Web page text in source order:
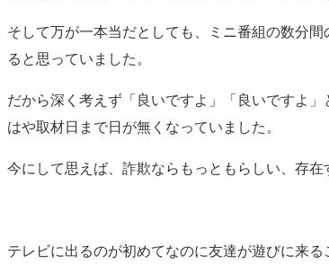
そして万が一本当だとしても、ミニ番組の数分
ると思っていました。
だから深く考えず「良いですよ」「良いですよ
はや取材日まで日が無くなっていました。
今にして思えば、詐欺ならもっともらしい、存
テレビに出るのが初めてなのに友達が遊びに来